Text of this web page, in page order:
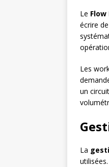
Le
écrire
Les
un
La